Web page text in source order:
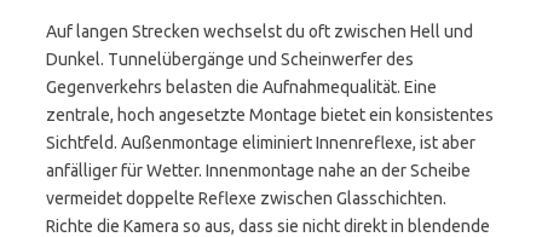
Auf langen Strecken wechselst du oft zwischen Hell und
Dunkel. Tunnelübergänge und Scheinwerfer des
Gegenverkehrs belasten die Aufnahmequalität. Eine
zentrale, hoch angesetzte Montage bietet ein konsistentes
Sichtfeld. Außenmontage eliminiert Innenreflexe, ist aber
anfälliger für Wetter. Innenmontage nahe an der Scheibe
vermeidet doppelte Reflexe zwischen Glasschichten.
Richte die Kamera so aus, dass sie nicht direkt in blendende